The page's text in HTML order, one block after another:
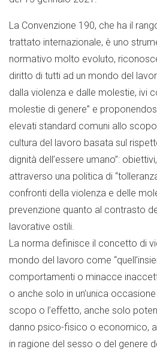
La Convenzione 190, che ha il
trattato internazionale, è uno
normativo molto evoluto,
diritto di tutti ad un mondo del
dalla violenza e dalle molestie, ivi
molestie di genere” e
elevati standard comuni allo
cultura del lavoro basata sul
dignità dell’essere umano”:
attraverso una politica di
confronti della violenza e delle
prevenzione quanto al contrasto
lavorative ostili.
La norma definisce il concetto di
mondo del lavoro come
comportamenti o minacce
o anche solo in un’unica
scopo o l’effetto, anche solo
danno psico-fisico o economico,
in ragione del sesso o del genere